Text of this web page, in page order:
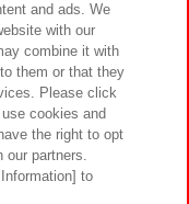
サイトポリシー
リティ方針と検証結果
and ads. We
with our
combine it with
them or that they
Please click
cookies and
the right to opt
our partners.
to